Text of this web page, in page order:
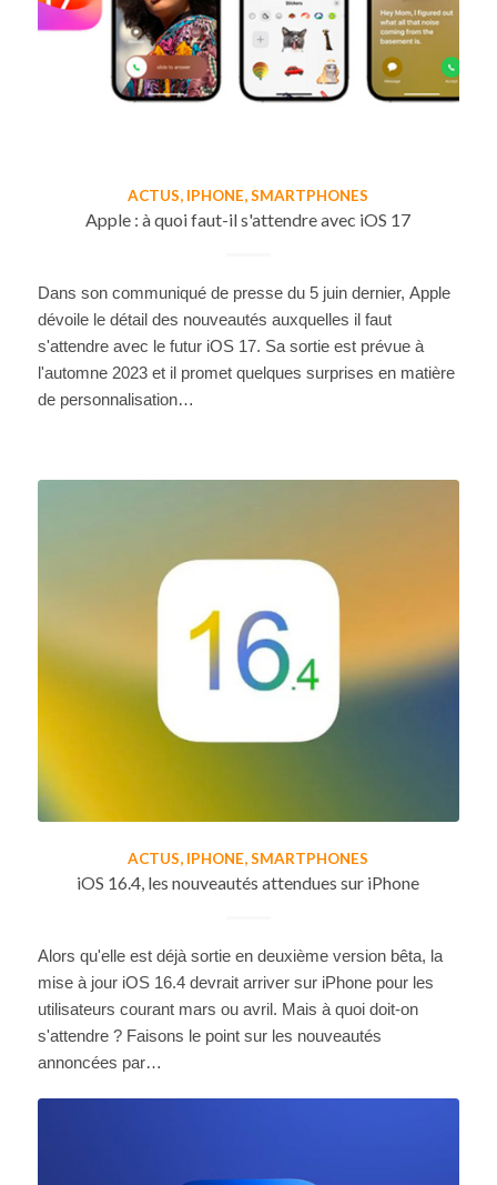
ACTUS, IPHONE,SMARTPHONES
Apple : à quoi faut-il s'attendre avec iOS 17
Dans son communiqué de presse du 5 juin dernier, Apple
dévoile le détail des nouveautés auxquelles il faut
s'attendre avec le futur iOS 17. Sa sortie est prévue à
l'automne 2023 et il promet quelques surprises en matière
de personnalisation…
ACTUS, IPHONE,SMARTPHONES
iOS 16.4, les nouveautés attendues sur iPhone
Alors qu'elle est déjà sortie en deuxième version bêta, la
mise à jour iOS 16.4 devrait arriver sur iPhone pour les
utilisateurs courant mars ou avril. Mais à quoi doit-on
s'attendre ? Faisons le point sur les nouveautés
annoncées par…